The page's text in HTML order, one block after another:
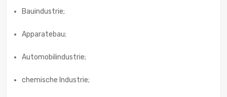
Bauindustrie;
Apparatebau;
Automobilindustrie;
chemische Industrie;